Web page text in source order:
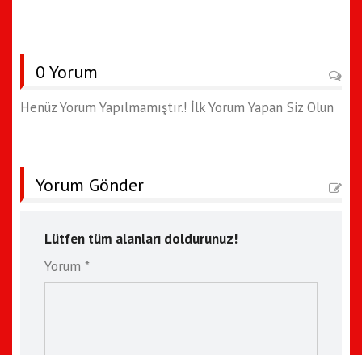
0 Yorum
Henüz Yorum Yapılmamıştır.! İlk Yorum Yapan Siz Olun
Yorum Gönder
Lütfen tüm alanları doldurunuz!
Yorum *